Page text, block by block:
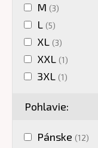
M (3)
L (5)
XL (3)
XXL (1)
3XL (1)
5XL(1)
2XL/3XL
Pohlavie:
Pánske (12)